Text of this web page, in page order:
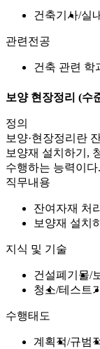
건축기사 실
관련전공
건축 관련 학
보양 현장정리 (수
정의
보양·현장정리란
보양재 설치하기,
수행하는 능력이다.
직무내용
잔여자재 처
보양재 설치
지식 및 기술
건설폐기물
청소 테스트기
수행태도
계획적 규범